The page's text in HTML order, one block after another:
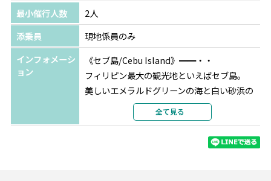
21:00-22:00頃 トップスで夜景をお楽しみください
23:00頃 空港到着予定
※トップスの入場料は含まれておりません。現地でお支払
いが必要となります。
※混載車1台でのご案内となります。
*＊☆☆＊**＊☆☆＊**＊☆☆＊**＊☆☆＊**＊☆☆＊**
最小催行人数
2人
添乗員
現地係員のみ
インフォメーシ
ョン
《セブ島/Cebu Island》━━・・
フィリピン最大の観光地といえばセブ島。
美しいエメラルドグリーンの海と白い砂浜の
美しいビーチがなんといっても魅力♪
カトリック教会や植民地時代の歴史的建造
物、夜景が美しい展望台、ショッピングモー
ルなどと見どころがたくさんあります！
全て見る